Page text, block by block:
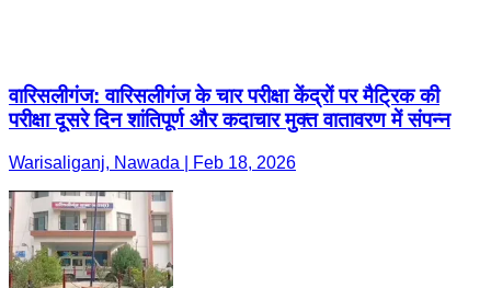
वारिसलीगंज: वारिसलीगंज के चार परीक्षा केंद्रों पर मैट्रिक की
परीक्षा दूसरे दिन शांतिपूर्ण और कदाचार मुक्त वातावरण में संपन्न
Warisaliganj, Nawada | Feb 18, 2026